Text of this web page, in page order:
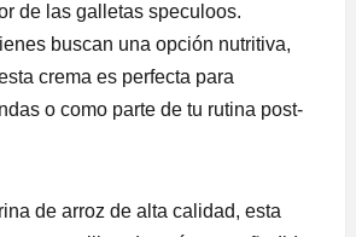
de las galletas speculoos.
buscan una opción nutritiva,
crema es perfecta para
o como parte de tu rutina post-
de arroz de alta calidad, esta